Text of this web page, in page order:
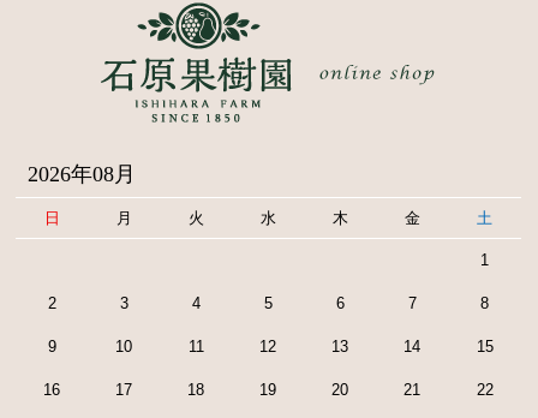
2026年08月
日 月 火 水 木 金 土
1
2 3 4 5 6 7 8
9 10 11 12 13 14 15
16 17 18 19 20 21 22